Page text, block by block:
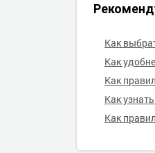
Как
Как
Как
Как
Как